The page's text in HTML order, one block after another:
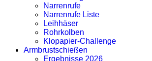
Narrenrufe
Narrenrufe Liste
Leihhäser
Rohrkolben
Klopapier-Challenge
Armbrustschießen
Ergebnisse 2026